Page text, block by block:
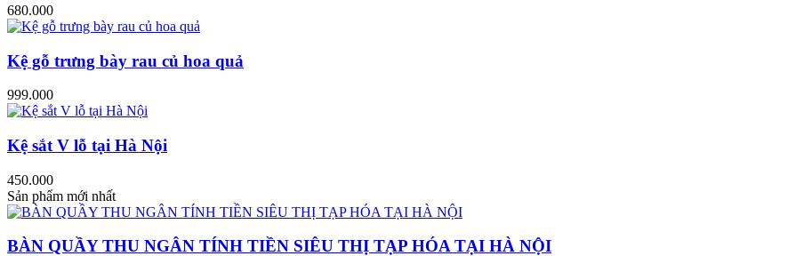
680.000
Kệ gỗ trưng bày rau củ hoa quả
999.000
Kệ sắt V lỗ tại Hà Nội
450.000
Sản phẩm mới nhất
BÀN QUẦY THU NGÂN TÍNH TIỀN SIÊU THỊ TẠP HÓA TẠI HÀ NỘI